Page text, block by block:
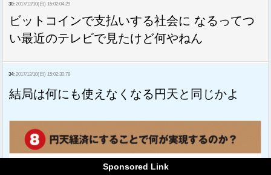
30: 2017/12/10(日) 15:02:04.29
ビットコインで支払いする社会に なるってつ
い最近のテレビで見たけど何やねん
34: 2017/12/10(日) 15:02:30.78
結局は何にも使えなくなる円天と同じかよ
Sponsored Link